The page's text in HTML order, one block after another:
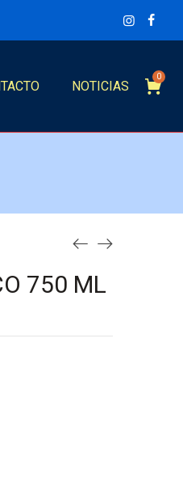
NOTICIAS
0
750 ML